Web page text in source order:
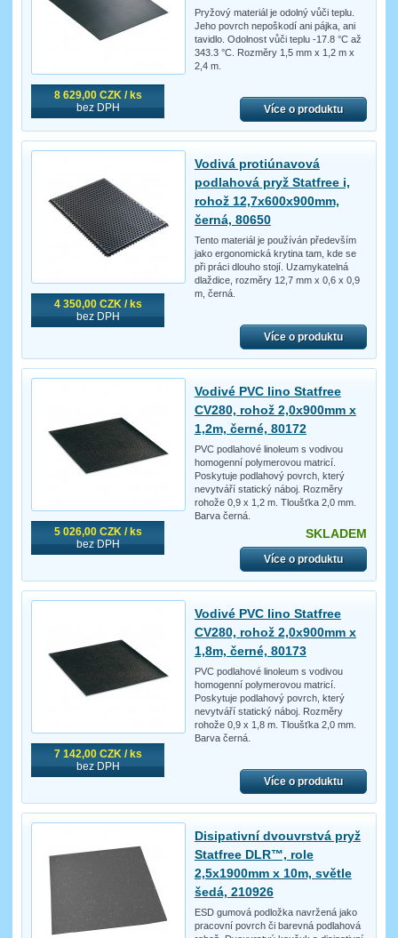
8 629,00 CZK / ks
bez DPH
Pryžový materiál je odolný vůči teplu.
Jeho povrch nepoškodí ani pájka, ani
tavidlo. Odolnost vůči teplu -17.8 °C až
343.3 °C. Rozměry 1,5 mm x 1,2 m x
2,4 m.
Více o produktu
4 350,00 CZK / ks
bez DPH
Vodivá protiúnavová
podlahová pryž Statfree i,
rohož 12,7x600x900mm,
černá, 80650
Tento materiál je používán především
jako ergonomická krytina tam, kde se
při práci dlouho stojí. Uzamykatelná
dlaždice, rozměry 12,7 mm x 0,6 x 0,9
m, černá.
Více o produktu
5 026,00 CZK / ks
bez DPH
Vodivé PVC lino Statfree
CV280, rohož 2,0x900mm x
1,2m, černé, 80172
PVC podlahové linoleum s vodivou
homogenní polymerovou matricí.
Poskytuje podlahový povrch, který
nevytváří statický náboj. Rozměry
rohože 0,9 x 1,2 m. Tloušťka 2,0 mm.
Barva černá.
SKLADEM
Více o produktu
7 142,00 CZK / ks
bez DPH
Vodivé PVC lino Statfree
CV280, rohož 2,0x900mm x
1,8m, černé, 80173
PVC podlahové linoleum s vodivou
homogenní polymerovou matricí.
Poskytuje podlahový povrch, který
nevytváří statický náboj. Rozměry
rohože 0,9 x 1,8 m. Tloušťka 2,0 mm.
Barva černá.
Více o produktu
Disipativní dvouvrstvá pryž
Statfree DLR™, role
2,5x1900mm x 10m, světle
šedá, 210926
ESD gumová podložka navržená jako
pracovní povrch či barevná podlahová